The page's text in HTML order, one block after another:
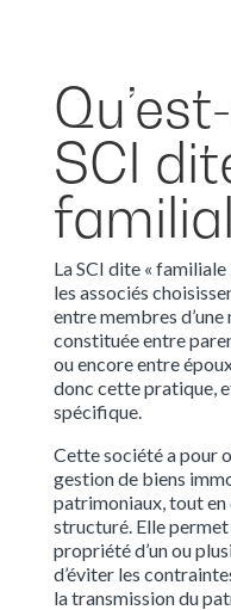
SCI
La SCI dite «
les associés
entre membres
constituée entre
ou encore entre
donc cette pratique,
spécifique.
Cette société a pour
gestion de biens
patrimoniaux, tout
structuré. Elle
propriété d’un ou
d’éviter les
la transmission du